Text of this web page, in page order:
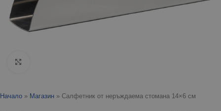
Начало » Магазин » Салфетник от неръждаема стомана 14×6 см